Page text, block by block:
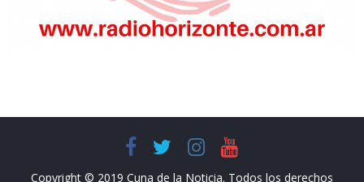
Copyright © 2019 Cuna de la Noticia. Todos los derechos